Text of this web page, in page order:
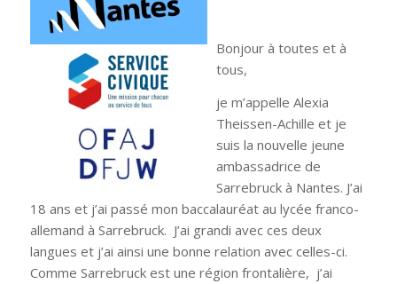
Bonjour à toutes et à
tous,
je m’appelle Alexia
Theissen-Achille et je
suis la nouvelle jeune
ambassadrice de
Sarrebruck à Nantes. J’ai
18 ans et j’ai passé mon baccalauréat au lycée franco-
allemand à Sarrebruck. J’ai grandi avec ces deux
langues et j’ai ainsi une bonne relation avec celles-ci.
Comme Sarrebruck est une région frontalière, j’ai